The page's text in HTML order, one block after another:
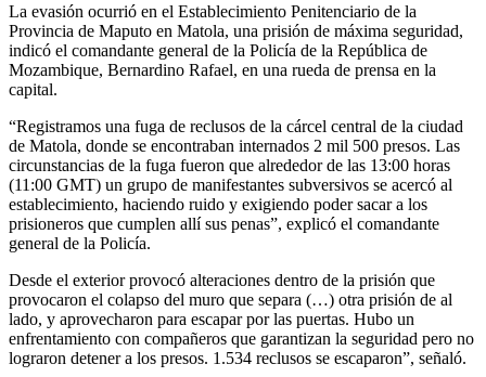
La evasión ocurrió en el Establecimiento Penitenciario de la
Provincia de Maputo en Matola, una prisión de máxima seguridad,
indicó el comandante general de la Policía de la República de
Mozambique, Bernardino Rafael, en una rueda de prensa en la
capital.
“Registramos una fuga de reclusos de la cárcel central de la ciudad
de Matola, donde se encontraban internados 2 mil 500 presos. Las
circunstancias de la fuga fueron que alrededor de las 13:00 horas
(11:00 GMT) un grupo de manifestantes subversivos se acercó al
establecimiento, haciendo ruido y exigiendo poder sacar a los
prisioneros que cumplen allí sus penas”, explicó el comandante
general de la Policía.
Desde el exterior provocó alteraciones dentro de la prisión que
provocaron el colapso del muro que separa (…) otra prisión de al
lado, y aprovecharon para escapar por las puertas. Hubo un
enfrentamiento con compañeros que garantizan la seguridad pero no
lograron detener a los presos. 1.534 reclusos se escaparon”, señaló.